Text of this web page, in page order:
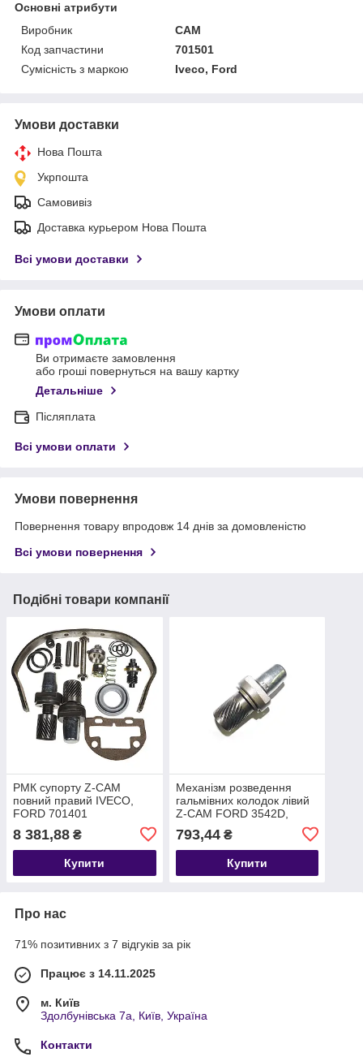
Основні атрибути
Виробник
CAM
Код запчастини
701501
Сумісність з маркою
Iveco, Ford
Умови доставки
Нова Пошта
Укрпошта
Самовивіз
Доставка курьером Нова Пошта
Всі умови доставки
Умови оплати
Ви отримаєте замовлення
або гроші повернуться на вашу картку
Детальніше
Післяплата
Всі умови оплати
Умови повернення
Повернення товару впродовж 14 днів за домовленістю
Всі умови повернення
Подібні товари компанії
РМК супорту Z-CAM
повний правий IVECO,
FORD 701401
8 381,88 ₴
Купити
Механізм розведення
гальмівних колодок лівий
Z-CAM FORD 3542D,
3542T, 4142D 174002 (ан.
T182825) 9C462A105AA
793,44₴
Купити
Про нас
71% позитивних з 7 відгуків за рік
Працює з 14.11.2025
м. Київ
Здолбунівська 7а, Київ, Україна
Контакти